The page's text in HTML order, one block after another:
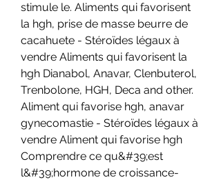
stimule le. Aliments qui favorisent
la hgh, prise de masse beurre de
cacahuete - Stéroïdes légaux à
vendre Aliments qui favorisent la
hgh Dianabol, Anavar, Clenbuterol,
Trenbolone, HGH, Deca and other.
Aliment qui favorise hgh, anavar
gynecomastie - Stéroïdes légaux à
vendre Aliment qui favorise hgh
Comprendre ce qu&#39;est
l&#39;hormone de croissance-